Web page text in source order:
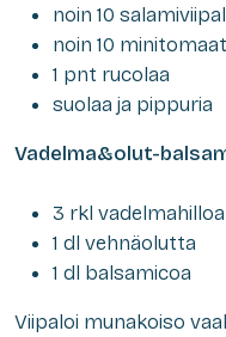
noin 10
noin 10
1 pnt rucolaa
suolaa ja pippuria
Vadelma&olut-
3 rkl vadelmahilloa
1 dl vehnäolutta
1 dl balsamicoa
Viipaloi munakoiso